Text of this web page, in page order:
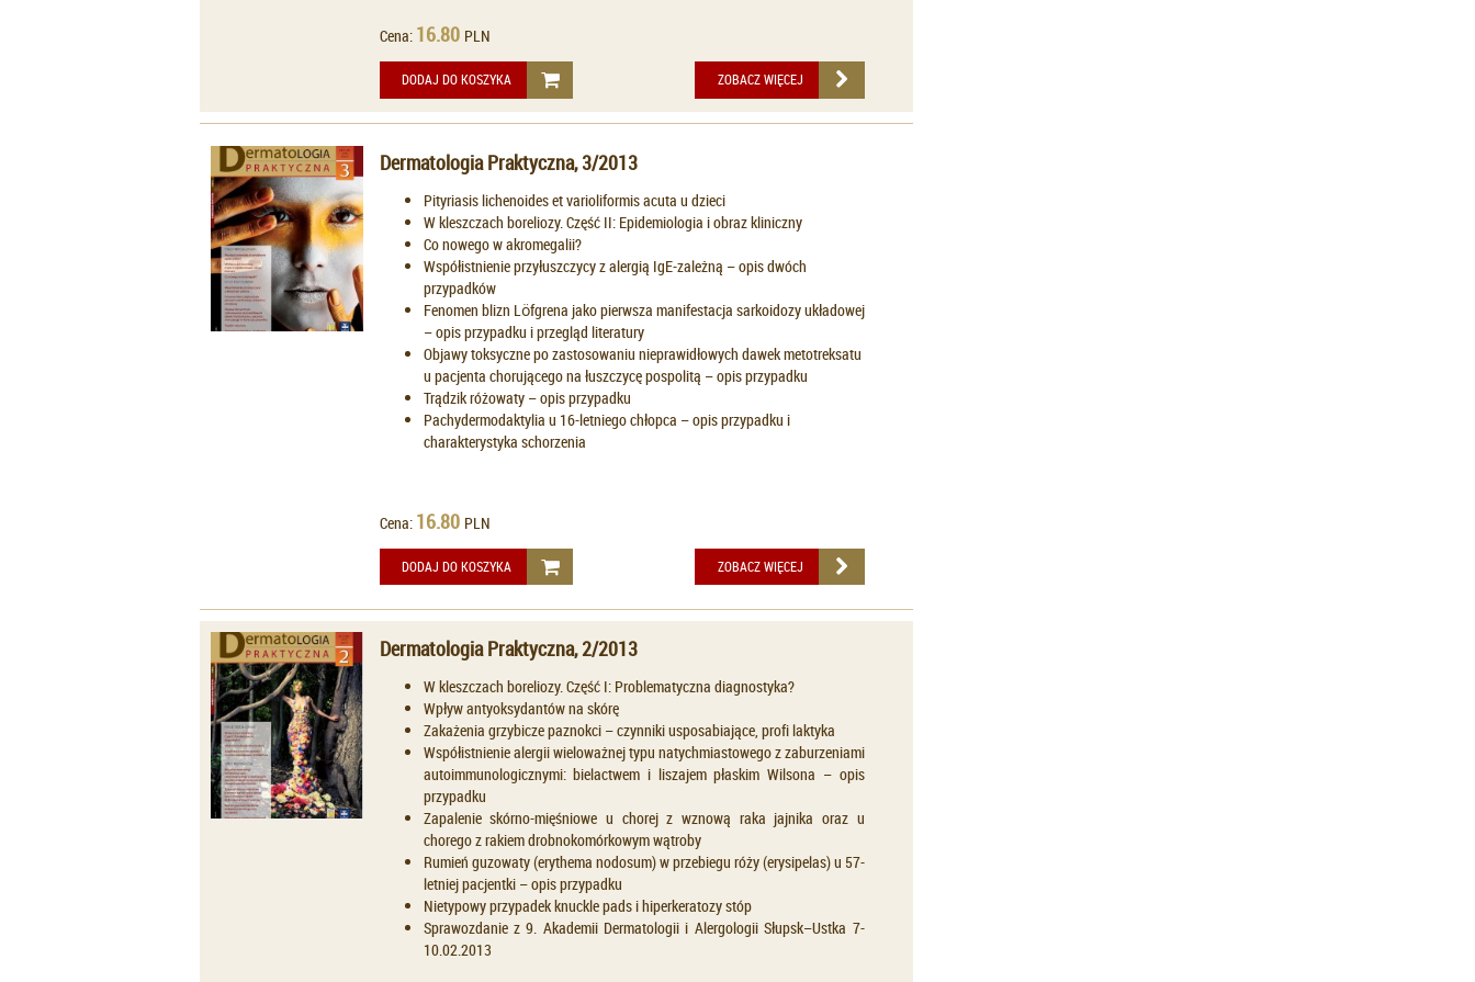
Cena: 16.80 PLN
DODAJ DO KOSZYKA ZOBACZ WIĘCEJ
Dermatologia Praktyczna, 3/2013
Pityriasis lichenoides et varioliformis acuta u dzieci
W kleszczach boreliozy. Część II: Epidemiologia i obraz kliniczny
Co nowego w akromegalii?
Współistnienie przyłuszczycy z alergią IgE-zależną – opis dwóch
przypadków
Fenomen blizn Löfgrena jako pierwsza manifestacja sarkoidozy układowej
– opis przypadku i przegląd literatury
Objawy toksyczne po zastosowaniu nieprawidłowych dawek metotreksatu
u pacjenta chorującego na łuszczycę pospolitą – opis przypadku
Trądzik różowaty – opis przypadku
Pachydermodaktylia u 16-letniego chłopca – opis przypadku i
charakterystyka schorzenia
Cena: 16.80 PLN
DODAJ DO KOSZYKA ZOBACZ WIĘCEJ
Dermatologia Praktyczna, 2/2013
W kleszczach boreliozy. Część I: Problematyczna diagnostyka?
Wpływ antyoksydantów na skórę
Zakażenia grzybicze paznokci – czynniki usposabiające, profi laktyka
Współistnienie alergii wieloważnej typu natychmiastowego z zaburzeniami
autoimmunologicznymi: bielactwem i liszajem płaskim Wilsona – opis
przypadku
Zapalenie skórno-mięśniowe u chorej z wznową raka jajnika oraz u
chorego z rakiem drobnokomórkowym wątroby
Rumień guzowaty (erythema nodosum) w przebiegu róży (erysipelas) u 57-
letniej pacjentki – opis przypadku
Nietypowy przypadek knuckle pads i hiperkeratozy stóp
Sprawozdanie z 9. Akademii Dermatologii i Alergologii Słupsk–Ustka 7-
10.02.2013